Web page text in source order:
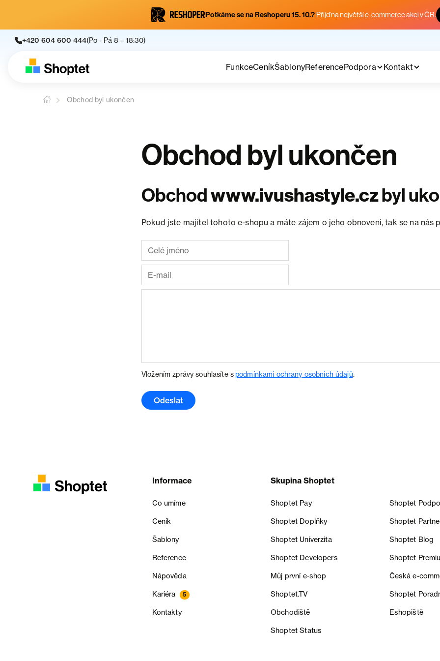
Potkáme se na Reshoperu 15. 10.? Přijď na největší e-commerce akci v ČR.
+420 604 600 444(Po - Pá 8 – 18:30)
FunkceCeníkŠablonyReferencePodpora Kontakt
Obchod byl ukončen
Obchod byl ukončen
Obchodwww.ivushastyle.czbyl
Pokud jste majitel tohoto e-shopu a máte zájem o jeho obnovení, tak se na nás
Vložením zprávy souhlasíte spodmínkami ochrany osobních údajů.
Odeslat
Informace
Co umíme
Ceník
Šablony
Reference
Nápověda
Kariéra 5
Kontakty
Skupina Shoptet
Shoptet Pay Shoptet
Shoptet Doplňky Shoptet
Shoptet Univerzita Shoptet Blog
Shoptet Developers Shoptet
Můj první e-shop Česká
Shoptet.TV Shoptet
Obchodiště Eshopiště
Shoptet Status